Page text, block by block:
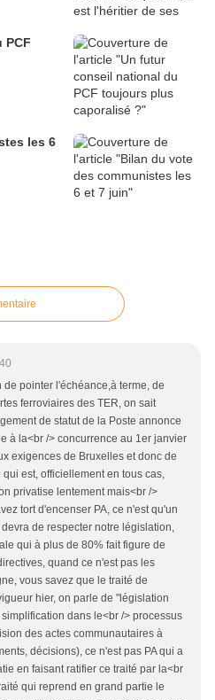
PCF
les 6
de pointer l'échéance,à terme, de
ferroviaires des TER, on sait
de statut de la Poste annonce
à la<br /> concurrence au 1er janvier
exigences de Bruxelles et donc de
qui est, officiellement en tous cas,
privatise lentement mais<br />
tort d'encenser PA, ce n'est qu'un
de respecter notre législation,
qui à plus de 80% fait figure de
quand ce n'est pas les
vous savez que le traité de
hier, on parle de "législation
dans le<br /> processus
des actes communautaires à
décisions), ce n'est pas PA qui a
en faisant ratifier ce traité par la<br
qui reprend en grand partie le